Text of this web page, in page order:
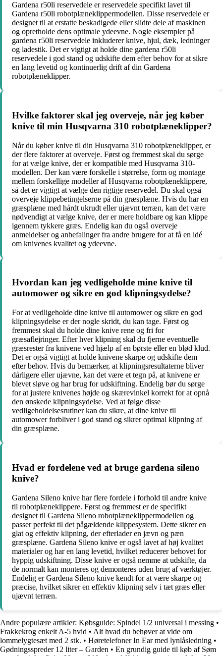
Gardena r50li reservedele er reservedele specifikt lavet til
Gardena r50li robotplæneklippermodellen. Disse reservedele er
designet til at erstatte beskadigede eller slidte dele af maskinen
og opretholde dens optimale ydeevne. Nogle eksempler på
gardena r50li reservedele inkluderer knive, hjul, dæk, ledninger
og ladestik. Det er vigtigt at holde dine gardena r50li
reservedele i god stand og udskifte dem efter behov for at sikre
en lang levetid og kontinuerlig drift af din Gardena
robotplæneklipper.
Hvilke faktorer skal jeg overveje, når jeg køber
knive til min Husqvarna 310 robotplæneklipper?
Når du køber knive til din Husqvarna 310 robotplæneklipper, er
der flere faktorer at overveje. Først og fremmest skal du sørge
for at vælge knive, der er kompatible med Husqvarna 310-
modellen. Der kan være forskelle i størrelse, form og montage
mellem forskellige modeller af Husqvarna robotplæneklippere,
så det er vigtigt at vælge den rigtige reservedel. Du skal også
overveje klippebetingelserne på din græsplæne. Hvis du har en
græsplæne med hårdt ukrudt eller ujævnt terræn, kan det være
nødvendigt at vælge knive, der er mere holdbare og kan klippe
igennem tykkere græs. Endelig kan du også overveje
anmeldelser og anbefalinger fra andre brugere for at få en idé
om knivenes kvalitet og ydeevne.
Hvordan kan jeg vedligeholde mine knive til
automower og sikre en god klipningsydelse?
For at vedligeholde dine knive til automower og sikre en god
klipningsydelse er der nogle skridt, du kan tage. Først og
fremmest skal du holde dine knive rene og fri for
græsaflejringer. Efter hver klipning skal du fjerne eventuelle
græsrester fra knivene ved hjælp af en børste eller en blød klud.
Det er også vigtigt at holde knivene skarpe og udskifte dem
efter behov. Hvis du bemærker, at klipningsresultaterne bliver
dårligere eller ujævne, kan det være et tegn på, at knivene er
blevet sløve og har brug for udskiftning. Endelig bør du sørge
for at justere knivenes højde og skærevinkel korrekt for at opnå
den ønskede klipningsydelse. Ved at følge disse
vedligeholdelsesrutiner kan du sikre, at dine knive til
automower forbliver i god stand og sikrer optimal klipning af
din græsplæne.
Hvad er fordelene ved at bruge gardena sileno
knive?
Gardena Sileno knive har flere fordele i forhold til andre knive
til robotplæneklippere. Først og fremmest er de specifikt
designet til Gardena Sileno robotplæneklippermodellen og
passer perfekt til det pågældende klippesystem. Dette sikrer en
glat og effektiv klipning, der efterlader en jævn og pæn
græsplæne. Gardena Sileno knive er også lavet af høj kvalitet
materialer og har en lang levetid, hvilket reducerer behovet for
hyppig udskiftning. Disse knive er også nemme at udskifte, da
de normalt kan monteres og demonteres uden brug af værktøjer.
Endelig er Gardena Sileno knive kendt for at være skarpe og
præcise, hvilket sikrer en effektiv klipning selv i tæt græs eller
ujævnt terræn.
Andre populære artikler: Købsguide: Spindel 1/2 universal i messing •
Frakkekrog enkelt A-5 hvid • Alt hvad du behøver at vide om
lommelygtesæt med 2 stk. • Høretelefoner In Ear med lynlåsledning •
Gødningsspreder 12 liter – Garden • En grundig guide til køb af Søm